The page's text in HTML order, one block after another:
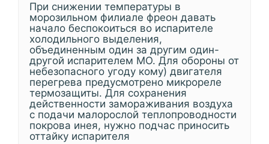
При снижении температуры в
морозильном филиале фреон давать
начало беспокоиться во испарителе
холодильного выделения,
объединенным один за другим один-
другой испарителем МО. Для обороны от
небезопасного угоду кому) двигателя
перегрева предусмотрено микрореле
термозащиты. Для сохранения
действенности замораживания воздуха
с подачи малорослой теплопроводности
покрова инея, нужно подчас приносить
оттайку испарителя